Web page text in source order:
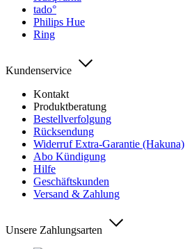
tado°
Philips Hue
Ring
Kundenservice
Kontakt
Produktberatung
Bestellverfolgung
Rücksendung
Widerruf Extra-Garantie (Hakuna)
Abo Kündigung
Hilfe
Geschäftskunden
Versand & Zahlung
Unsere Zahlungsarten